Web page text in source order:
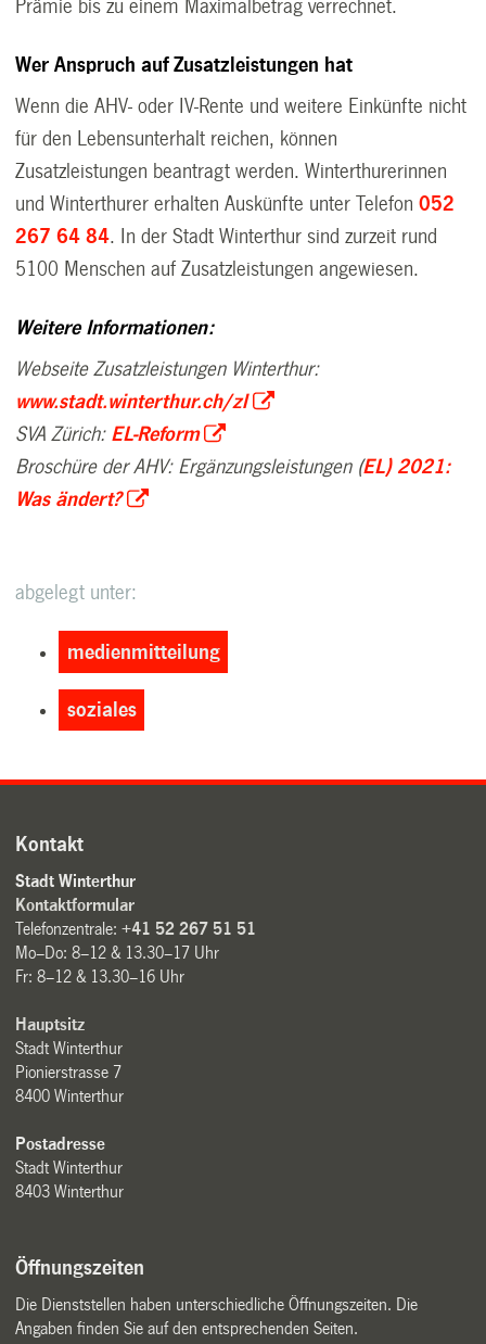
Prämie bis zu einem Maximalbetrag verrechnet.
Wer Anspruch auf Zusatzleistungen hat
Wenn die AHV- oder IV-Rente und weitere Einkünfte nicht
für den Lebensunterhalt reichen, können
Zusatzleistungen beantragt werden. Winterthurerinnen
und Winterthurer erhalten Auskünfte unter Telefon052
267 64 84. In der Stadt Winterthur sind zurzeit rund
5100 Menschen auf Zusatzleistungen angewiesen.
Weitere Informationen:
Webseite Zusatzleistungen Winterthur:
www.stadt.winterthur.ch/zl
SVA Zürich: EL-Reform
Broschüre der AHV: Ergänzungsleistungen (EL) 2021:
Was ändert?
abgelegt unter:
medienmitteilung
soziales
Kontakt
Stadt Winterthur
Kontaktformular
Telefonzentrale:+41 52 267 51 51
Mo–Do: 8–12 & 13.30–17 Uhr
Fr: 8–12 & 13.30–16 Uhr
Hauptsitz
Stadt Winterthur
Pionierstrasse 7
8400 Winterthur
Postadresse
Stadt Winterthur
8403 Winterthur
Öffnungszeiten
Die Dienststellen haben unterschiedliche Öffnungszeiten. Die
Angaben finden Sie auf den entsprechenden Seiten.